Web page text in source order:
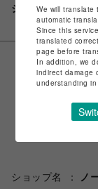
シェアする
ショップ名
ノ
We will
automatic
Since this
translated
page before
In addition, we
indirect damage
understanding in